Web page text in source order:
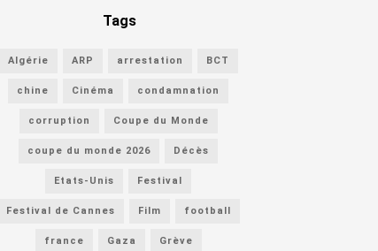
Tags
Algérie ARP arrestation BCT
chine Cinéma condamnation
corruption Coupe du Monde
coupe du monde 2026 Décès
Etats-Unis Festival
Festival de Cannes Film football
france Gaza Grève